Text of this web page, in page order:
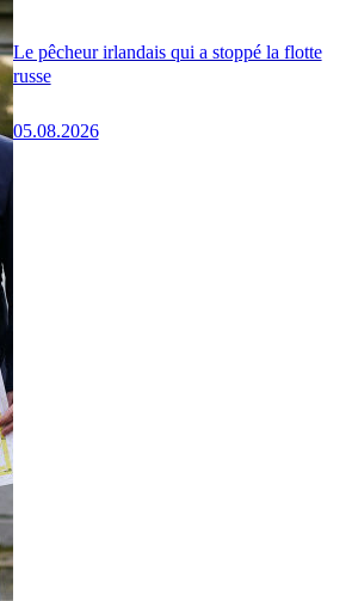
Le pêcheur irlandais qui a stoppé la flotte
russe
05.08.2026